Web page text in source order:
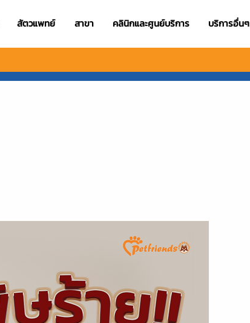
สัตวแพทย์ สาขา คลินิกและศูนย์บริการ บริการอื่นๆ